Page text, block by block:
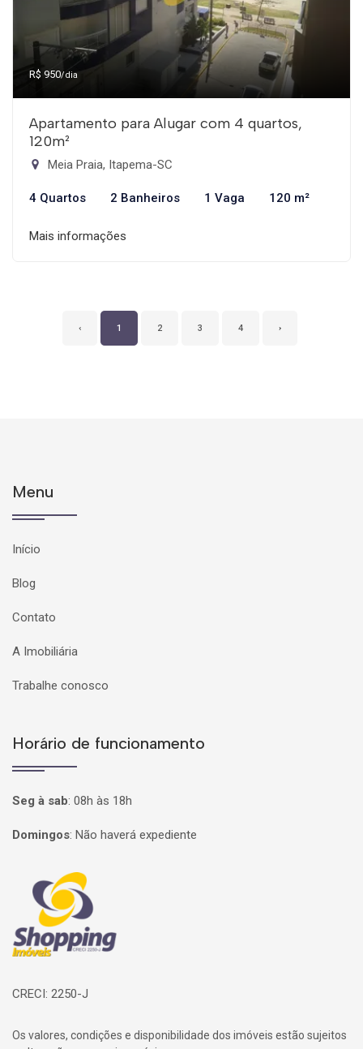
R$ 950/dia
Apartamento para Alugar com 4 quartos,
120m²
Meia Praia, Itapema-SC
4 Quartos 2 Banheiros 1 Vaga 120 m²
Mais informações
‹ 1 2 3 4 ›
Menu
Início
Blog
Contato
A Imobiliária
Trabalhe conosco
Horário de funcionamento
Seg à sab: 08h às 18h
Domingos: Não haverá expediente
Página inicial
CRECI: 2250-J
Os valores, condições e disponibilidade dos imóveis estão sujeitos